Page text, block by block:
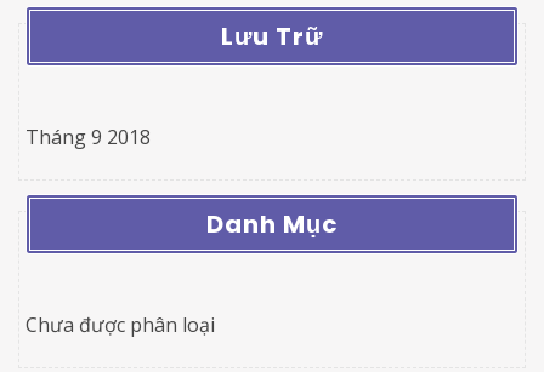
Lưu Trữ
Tháng 9 2018
Danh Mục
Chưa được phân loại